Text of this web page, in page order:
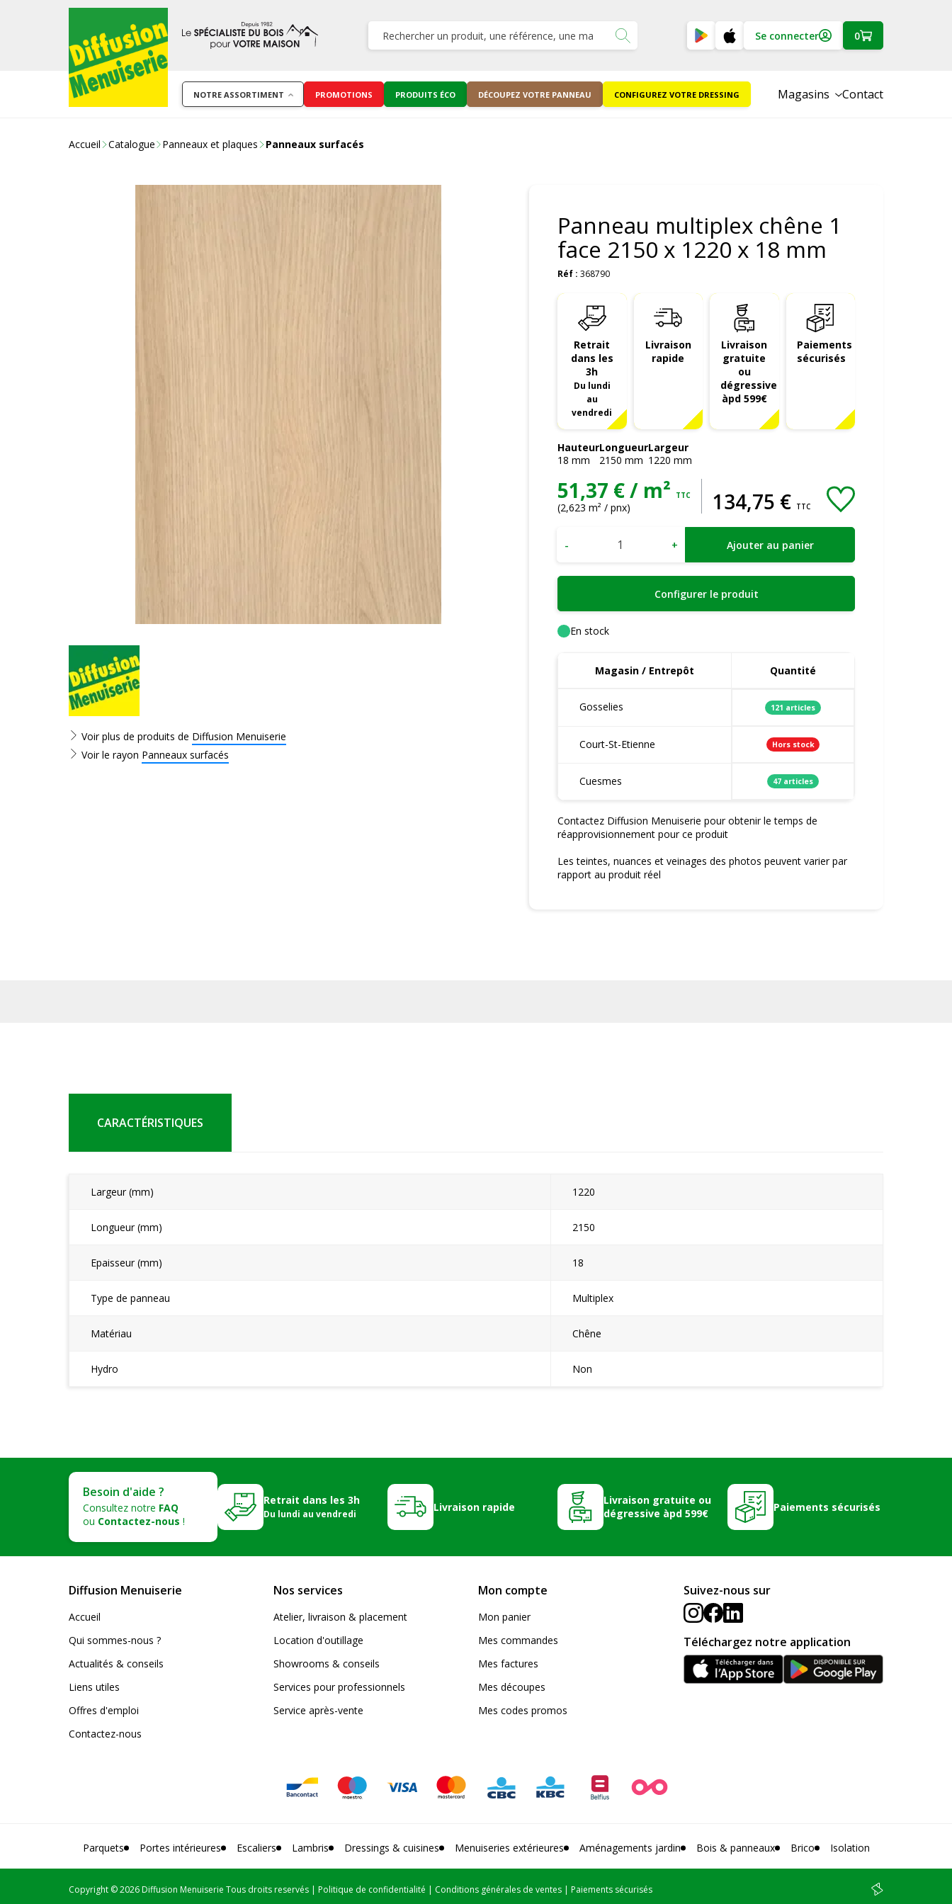
Se connecter 0
NOTRE ASSORTIMENT PROMOTIONS PRODUITS ÉCO DÉCOUPEZ VOTRE PANNEAU CONFIGUREZ VOTRE DRESSING Magasins Contact
Accueil Catalogue Panneaux et plaques Panneaux surfacés
Voir plus de produits de Diffusion Menuiserie
Voir le rayon Panneaux surfacés
Panneau multiplex chêne 1
face 2150 x 1220 x 18 mm
Réf : 368790
Retrait
dans les
3h
Du lundi
au
vendredi
Livraison
rapide
Livraison
gratuite
ou
dégressive
àpd 599€
Paiements
sécurisés
Hauteur
18 mm
Longueur
2150 mm
Largeur
1220 mm
51,37 € / m² TTC
(2,623 m² / pnx) 134,75 € TTC
- + Ajouter au panier
Configurer le produit
En stock
Magasin / Entrepôt Quantité
Gosselies 121 articles
Court-St-Etienne Hors stock
Cuesmes 47 articles
Contactez Diffusion Menuiserie pour obtenir le temps de
réapprovisionnement pour ce produit
Les teintes, nuances et veinages des photos peuvent varier par
rapport au produit réel
CARACTÉRISTIQUES
Largeur (mm) 1220
Longueur (mm) 2150
Epaisseur (mm) 18
Type de panneau Multiplex
Matériau Chêne
Hydro Non
Besoin d'aide ?
Consultez notre FAQ
ou Contactez-nous !
Retrait dans les 3h
Du lundi au vendredi
Livraison rapide
Livraison gratuite ou
dégressive àpd 599€
Paiements sécurisés
Diffusion Menuiserie
Accueil
Qui sommes-nous ?
Actualités & conseils
Liens utiles
Offres d'emploi
Contactez-nous
Nos services
Atelier, livraison & placement
Location d'outillage
Showrooms & conseils
Services pour professionnels
Service après-vente
Mon compte
Mon panier
Mes commandes
Mes factures
Mes découpes
Mes codes promos
Suivez-nous sur
Téléchargez notre application
Parquets Portes intérieures Escaliers Lambris Dressings & cuisines Menuiseries extérieures Aménagements jardin Bois & panneaux Brico Isolation
Copyright © 2026 Diffusion Menuiserie Tous droits reservés | Politique de confidentialité | Conditions générales de ventes | Paiements sécurisés